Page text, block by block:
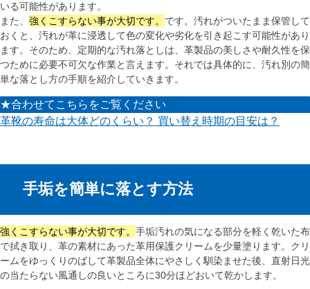
いる可能性があります。
また、 強くこすらない事が大切です。 です。汚れがついたまま保管して
おくと、汚れが革に浸透して色の変化や劣化を引き起こす可能性があり
ます。そのため、定期的な汚れ落としは、革製品の美しさや耐久性を保
つために必要不可欠な作業と言えます。それでは具体的に、汚れ別の簡
単な落とし方の手順を紹介していきます。
★合わせてこちらをご覧ください
革靴の寿命は大体どのくらい？ 買い替え時期の目安は？
手垢を簡単に落とす方法
強くこすらない事が大切です。 手垢汚れの気になる部分を軽く乾いた布
で拭き取り、革の素材にあった革用保護クリームを少量塗ります。クリ
ームをゆっくりのばして革製品全体にやさしく馴染ませた後、直射日光
の当たらない風通しの良いところに30分ほどおいて乾かします。